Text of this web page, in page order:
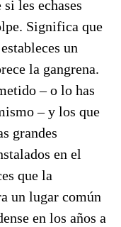
les echases
Significa que
un
la gangrena.
– o lo has
– y los que
grandes
en el
que la
un lugar común
en los años a